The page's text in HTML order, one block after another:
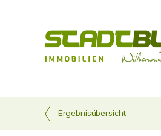
Ergebnisübersicht